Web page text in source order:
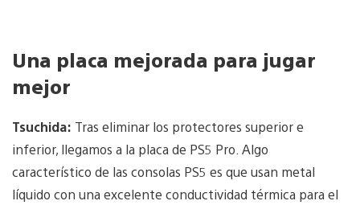
Una placa mejorada para jugar
mejor
Tsuchida: Tras eliminar los protectores superior e
inferior, llegamos a la placa de PS5 Pro. Algo
característico de las consolas PS5 es que usan metal
líquido con una excelente conductividad térmica para el